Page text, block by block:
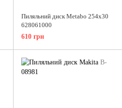
Пиляльний диск Metabo 254x30
628061000
610 грн